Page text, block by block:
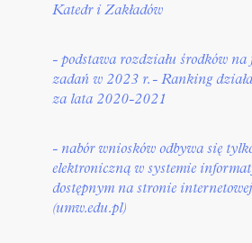
Katedr i Zakładów
- podstawa rozdziału środków
zadań w 2023 r. - Ranking
za lata 2020-2021
- nabór wniosków odbywa się
elektroniczną w systemie
dostępnym na stronie
(umw.edu.pl)